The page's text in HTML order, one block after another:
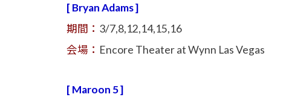
[ Bryan Adams ]
期間： 3/7,8,12,14,15,16
会場： Encore Theater at Wynn Las Vegas
[ Maroon 5 ]